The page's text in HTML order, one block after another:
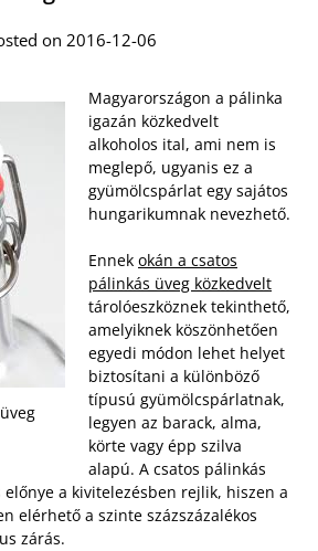
on 2016-12-06
Magyarországon a pálinka
igazán közkedvelt
alkoholos ital, ami nem is
meglepő, ugyanis ez a
gyümölcspárlat egy sajátos
hungarikumnak nevezhető.
Ennek okán a csatos
pálinkás üveg közkedvelt
tárolóeszköznek tekinthető,
amelyiknek köszönhetően
egyedi módon lehet helyet
biztosítani a különböző
típusú gyümölcspárlatnak,
legyen az barack, alma,
körte vagy épp szilva
alapú. A csatos pálinkás
előnye a kivitelezésben rejlik, hiszen a
elérhető a szinte százszázalékos
zárás.